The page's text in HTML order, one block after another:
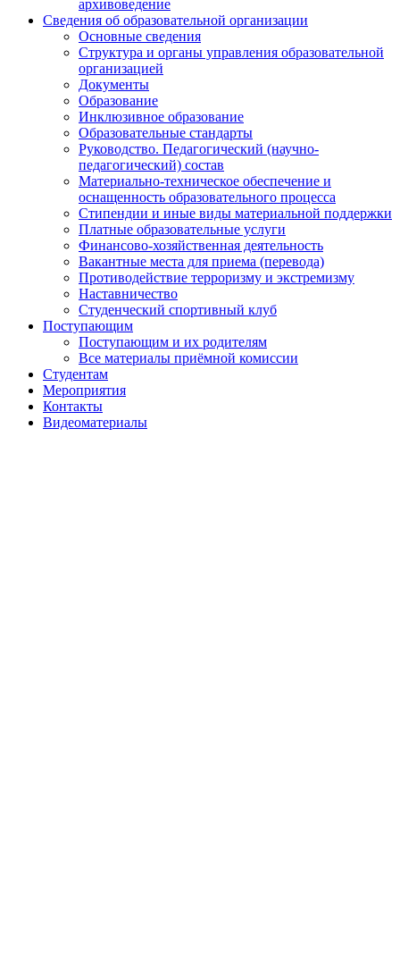
архивоведение
Сведения об образовательной организации
Основные сведения
Структура и органы управления образовательной
организацией
Документы
Образование
Инклюзивное образование
Образовательные стандарты
Руководство. Педагогический (научно-
педагогический) состав
Материально-техническое обеспечение и
оснащенность образовательного процесса
Стипендии и иные виды материальной поддержки
Платные образовательные услуги
Финансово-хозяйственная деятельность
Вакантные места для приема (перевода)
Противодействие терроризму и экстремизму
Наставничество
Студенческий спортивный клуб
Поступающим
Поступающим и их родителям
Все материалы приёмной комиссии
Студентам
Мероприятия
Контакты
Видеоматериалы